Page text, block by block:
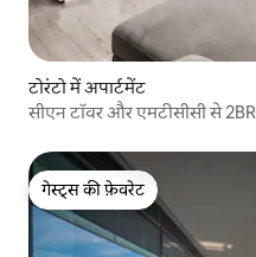
टोरंटो में अपार्टमेंट
सीएन टॉवर और एमटीसीसी से 2BR
गेस्ट्स की फ़ेवरेट
गेस्ट्स की फ़ेवरेट